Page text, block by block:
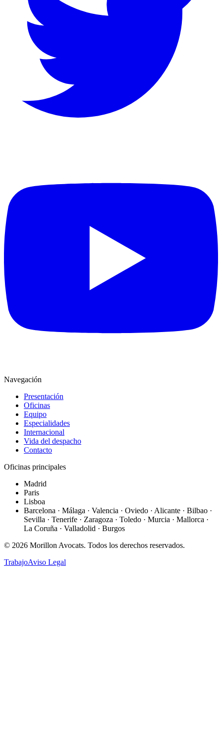
Navegación
Presentación
Oficinas
Equipo
Especialidades
Internacional
Vida del despacho
Contacto
Oficinas principales
Madrid
Paris
Lisboa
Barcelona · Málaga · Valencia · Oviedo · Alicante · Bilbao ·
Sevilla · Tenerife · Zaragoza · Toledo · Murcia · Mallorca ·
La Coruña · Valladolid · Burgos
© 2026 Morillon Avocats. Todos los derechos reservados.
TrabajoAviso Legal